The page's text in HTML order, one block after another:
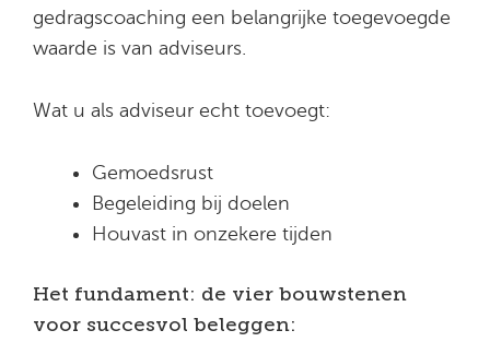
gedragscoaching een belangrijke toegevoegde
waarde is van adviseurs.
Wat u als adviseur echt toevoegt:
Gemoedsrust
Begeleiding bij doelen
Houvast in onzekere tijden
Het fundament: de vier bouwstenen
voor succesvol beleggen: